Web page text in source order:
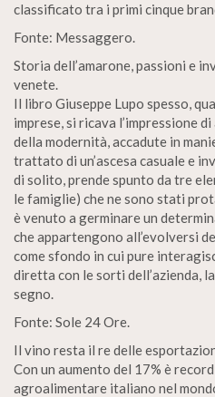
classificato tra i primi cinque
Fonte: Messaggero.
Storia dell’amarone, passioni e
venete.
Il libro Giuseppe Lupo spesso,
imprese, si ricava l’impressione
della modernità, accadute in
trattato di un’ascesa casuale e
di solito, prende spunto da tre
le famiglie) che ne sono stati
è venuto a germinare un
che appartengono all’evolversi
come sfondo in cui pure
diretta con le sorti dell’azienda,
segno.
Fonte: Sole 24 Ore.
Il vino resta il re delle
Con un aumento del 17% è
agroalimentare italiano nel